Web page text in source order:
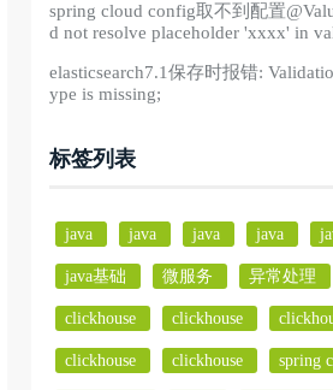
spring cloud config取不到配置
d not resolve placeholder 'xxxx' in
elasticsearch7.1保存时报错:
ype is missing;
标签列表
java java java java
java基础 微服务 异常处理
clickhouse clickhouse
clickhouse clickhouse spring